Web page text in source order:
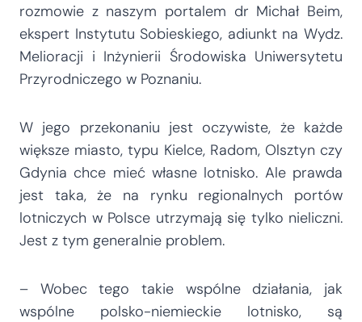
rozmowie z naszym portalem dr Michał Beim,
ekspert Instytutu Sobieskiego, adiunkt na Wydz.
Melioracji i Inżynierii Środowiska Uniwersytetu
Przyrodniczego w Poznaniu.
W jego przekonaniu jest oczywiste, że każde
większe miasto, typu Kielce, Radom, Olsztyn czy
Gdynia chce mieć własne lotnisko. Ale prawda
jest taka, że na rynku regionalnych portów
lotniczych w Polsce utrzymają się tylko nieliczni.
Jest z tym generalnie problem.
– Wobec tego takie wspólne działania, jak
wspólne polsko-niemieckie lotnisko, są